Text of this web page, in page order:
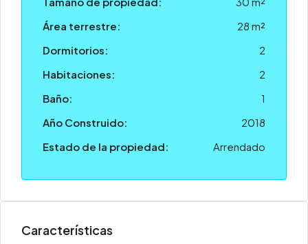
Área terrestre:
28 m²
Dormitorios:
2
Habitaciones:
2
Baño:
1
Año Construido:
2018
Estado de la propiedad:
Arrendado
Características